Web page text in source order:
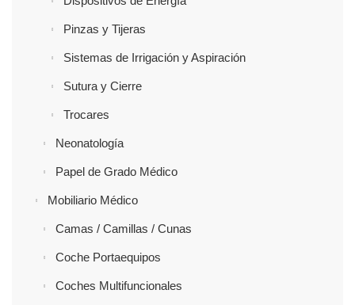
Pinzas y Tijeras
Sistemas de Irrigación y Aspiración
Sutura y Cierre
Trocares
Neonatología
Papel de Grado Médico
Mobiliario Médico
Camas / Camillas / Cunas
Coche Portaequipos
Coches Multifuncionales